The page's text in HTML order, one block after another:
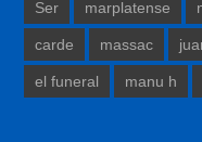
Ser marplatense
carde massac
el funeral manu h